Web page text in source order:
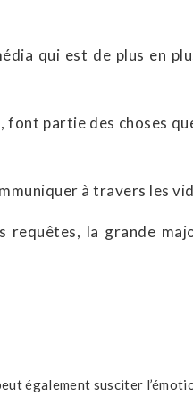
qui est de plus en
partie des choses
à travers les
requêtes, la grande
également susciter